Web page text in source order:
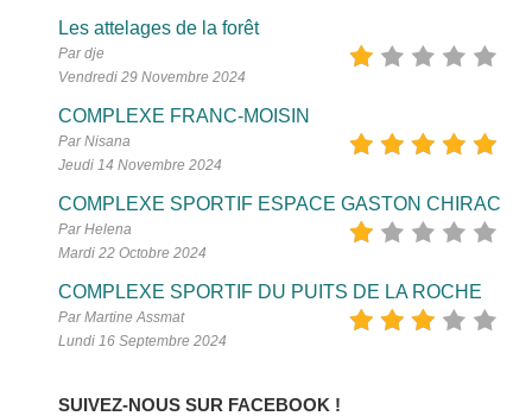
Les attelages de la forêt
Par dje
Vendredi 29 Novembre 2024
COMPLEXE FRANC-MOISIN
Par Nisana
Jeudi 14 Novembre 2024
COMPLEXE SPORTIF ESPACE GASTON CHIRAC
Par Helena
Mardi 22 Octobre 2024
COMPLEXE SPORTIF DU PUITS DE LA ROCHE
Par Martine Assmat
Lundi 16 Septembre 2024
SUIVEZ-NOUS SUR FACEBOOK !